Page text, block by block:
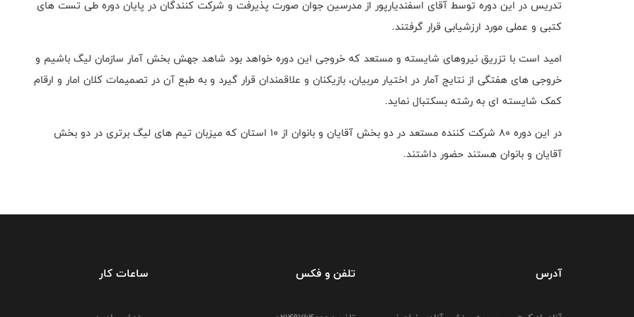
تدریس در این دوره توسط آقای اسفندیارپور از مدرسین جوان صورت پذیرفت و شرکت کنندگان در پایان دوره طی تست های
کتبی و عملی مورد ارزشیابی قرار گرفتند.
امید است با تزریق نیروهای شایسته و مستعد که خروجی این دوره خواهد بود شاهد جهش بخش آمار سازمان لیگ باشیم و
خروجی های هفتگی از نتایج آمار در اختیار مربیان، بازیکنان و علاقمندان قرار گیرد و به طبع آن در تصمیمات کلان امار و ارقام
کمک شایسته ای به رشته بسکتبال نماید.
در این دوره ۸۰ شرکت کننده مستعد در دو بخش آقایان و بانوان از ۱۰ استان که میزبان تیم های لیگ برتری در دو بخش
آقایان و بانوان هستند حضور داشتند.
آدرس تلفن و فکس ساعات کار